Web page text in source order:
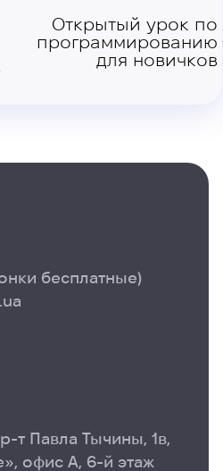
Открытый урок по
программированию
для новичков
бесплатные)
т Павла Тычины, 1в,
офис А, 6-й этаж